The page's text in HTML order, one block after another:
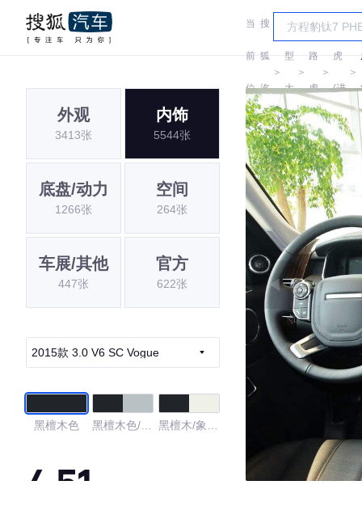
当
前
位
置:
搜
狐
汽
车
＞
车
型
大
全
＞
路
虎
＞
路
虎
(进
口)
＞
外观
3413张
内饰
5544张
底盘/动力
1266张
空间
264张
车展/其他
447张
官方
622张
2015款 3.0 V6 SC Vogue
黑檀木色
黑檀木色/卷
黑檀木/象牙
4.51